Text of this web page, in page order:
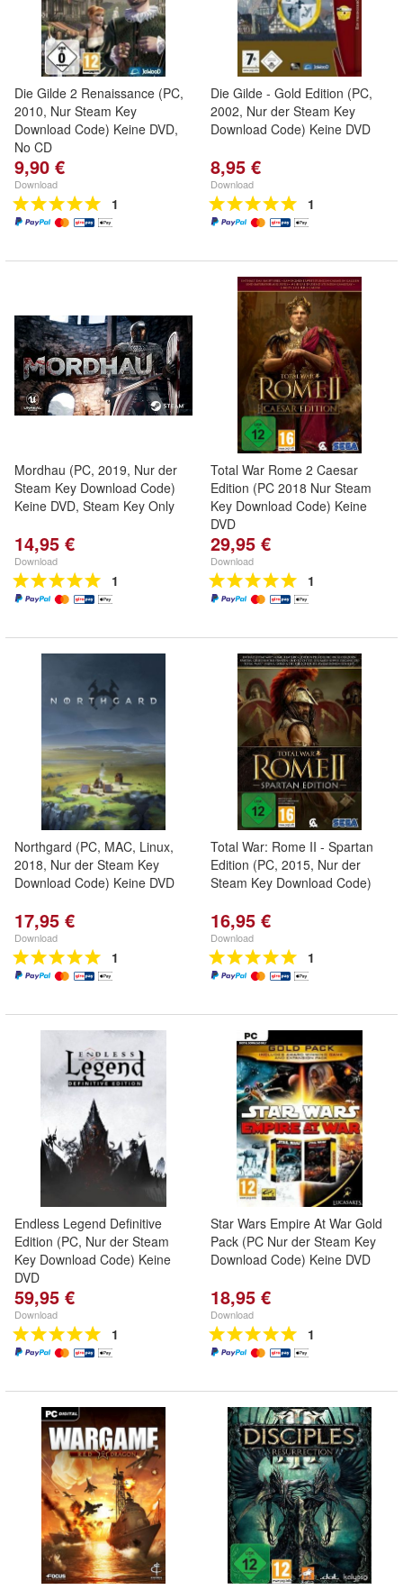
Die Gilde 2 Renaissance (PC,
2010, Nur Steam Key
Download Code) Keine DVD,
No CD
9,90 €
Download
1
Die Gilde - Gold Edition (PC,
2002, Nur der Steam Key
Download Code) Keine DVD
8,95 €
Download
1
Mordhau (PC, 2019, Nur der
Steam Key Download Code)
Keine DVD, Steam Key Only
14,95 €
Download
1
Total War Rome 2 Caesar
Edition (PC 2018 Nur Steam
Key Download Code) Keine
DVD
29,95 €
Download
1
Northgard (PC, MAC, Linux,
2018, Nur der Steam Key
Download Code) Keine DVD
17,95 €
Download
1
Total War: Rome II - Spartan
Edition (PC, 2015, Nur der
Steam Key Download Code)
16,95 €
Download
1
Endless Legend Definitive
Edition (PC, Nur der Steam
Key Download Code) Keine
DVD
59,95 €
Download
1
Star Wars Empire At War Gold
Pack (PC Nur der Steam Key
Download Code) Keine DVD
18,95 €
Download
1